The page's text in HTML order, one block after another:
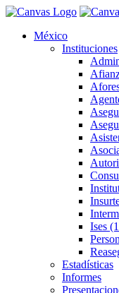
México
Instituciones
Ises
Estadísticas
Informes